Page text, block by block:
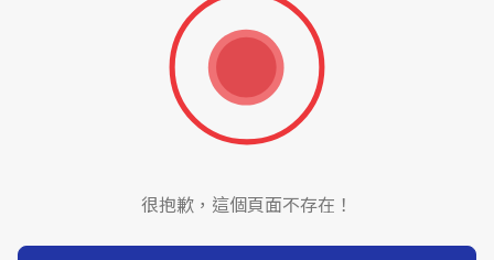
很抱歉，這個頁面不存在！